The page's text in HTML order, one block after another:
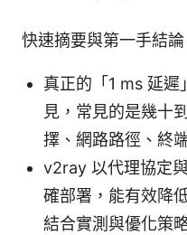
快速摘要與第一手結論
真正的「1 ms 延遲
見，常見的是幾十
擇、網路路徑、終
v2ray 以代理協定
確部署，能有效降
結合實測與優化策